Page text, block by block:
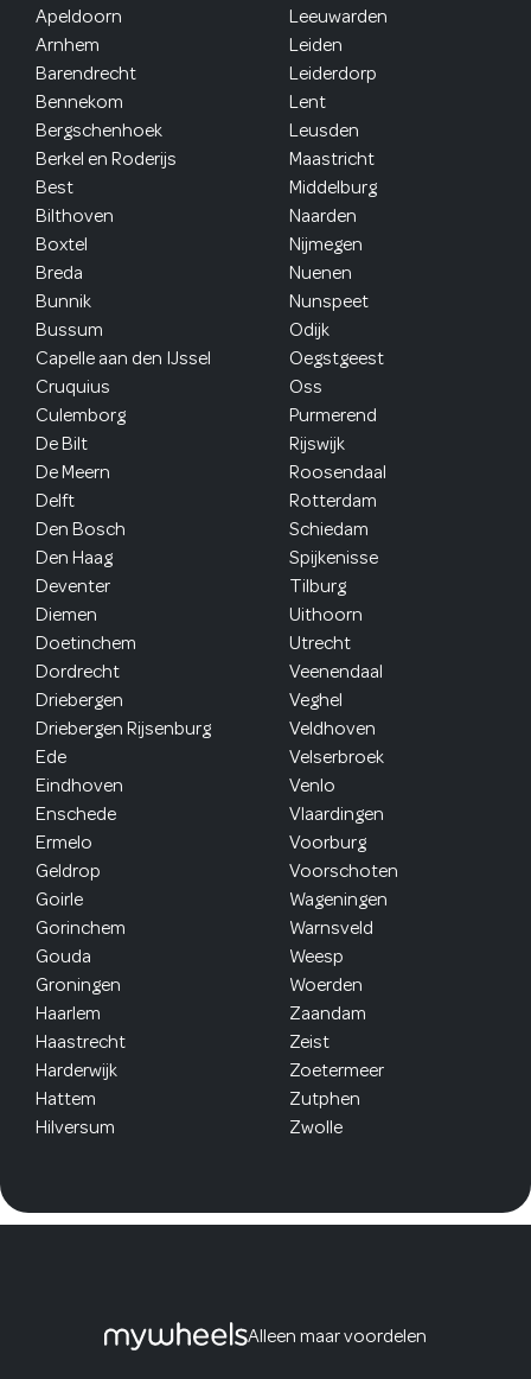
Apeldoorn
Arnhem
Barendrecht
Bennekom
Bergschenhoek
Berkel en Roderijs
Best
Bilthoven
Boxtel
Breda
Bunnik
Bussum
Capelle aan den IJssel
Cruquius
Culemborg
De Bilt
De Meern
Delft
Den Bosch
Den Haag
Deventer
Diemen
Doetinchem
Dordrecht
Driebergen
Driebergen Rijsenburg
Ede
Eindhoven
Enschede
Ermelo
Geldrop
Goirle
Gorinchem
Gouda
Groningen
Haarlem
Haastrecht
Harderwijk
Hattem
Hilversum
Leeuwarden
Leiden
Leiderdorp
Lent
Leusden
Maastricht
Middelburg
Naarden
Nijmegen
Nuenen
Nunspeet
Odijk
Oegstgeest
Oss
Purmerend
Rijswijk
Roosendaal
Rotterdam
Schiedam
Spijkenisse
Tilburg
Uithoorn
Utrecht
Veenendaal
Veghel
Veldhoven
Velserbroek
Venlo
Vlaardingen
Voorburg
Voorschoten
Wageningen
Warnsveld
Weesp
Woerden
Zaandam
Zeist
Zoetermeer
Zutphen
Zwolle
Alleen maar voordelen